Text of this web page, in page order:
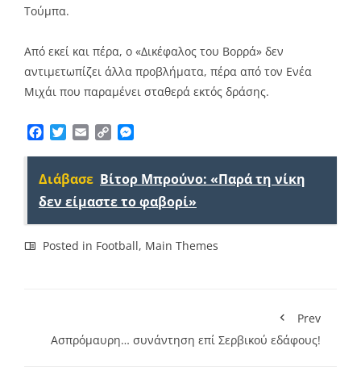
Τούμπα.
Από εκεί και πέρα, ο «Δικέφαλος του Βορρά» δεν
αντιμετωπίζει άλλα προβλήματα, πέρα από τον Ενέα
Μιχάι που παραμένει σταθερά εκτός δράσης.
Facebook
TwitterEmailCopy
Διάβασε Βίτορ Μπρούνο: «Παρά τη νίκη
δεν είμαστε το φαβορί»
Posted in Football, Main Themes
Prev
Ασπρόμαυρη… συνάντηση επί Σερβικού εδάφους!